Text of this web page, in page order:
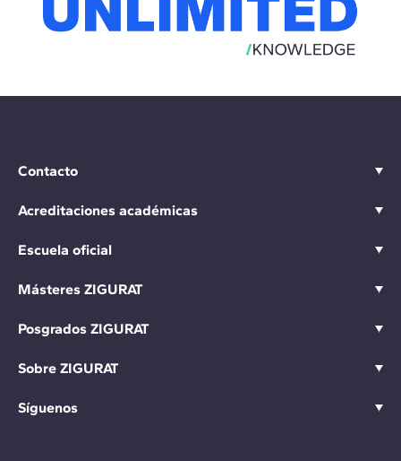
Contacto
Acreditaciones académicas
Escuela oficial
Másteres ZIGURAT
Posgrados ZIGURAT
Sobre ZIGURAT
Síguenos